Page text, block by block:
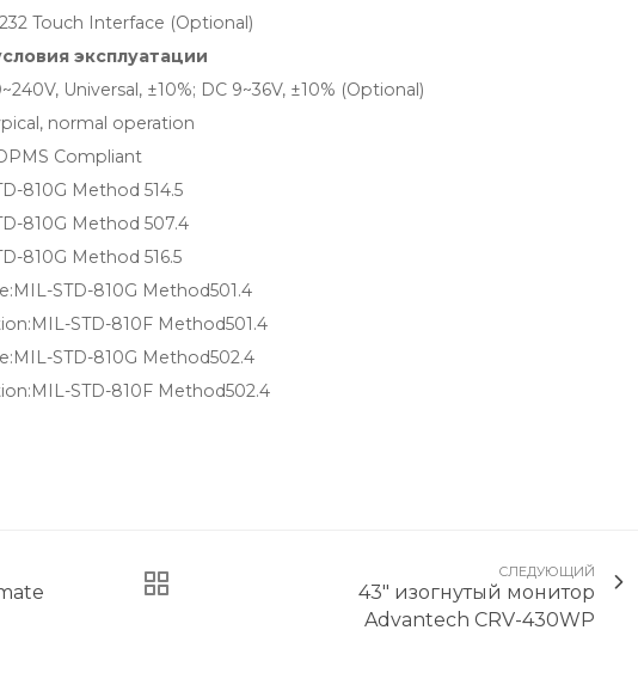
Touch Interface (Optional)
эксплуатации
Universal, ±10%; DC 9~36V, ±10% (Optional)
normal operation
Compliant
810G Method 514.5
810G Method 507.4
810G Method 516.5
STD-810G Method501.4
STD-810F Method501.4
STD-810G Method502.4
STD-810F Method502.4
СЛЕДУЮЩИЙ
43" изогнутый монитор
Advantech CRV-430WP